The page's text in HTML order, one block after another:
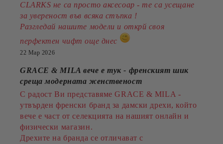
CLARKS не са просто аксесоар - те са усещане
за увереност във всяка стъпка !
Разгледай нашите модели и открй своя
перфектен чифт още днес
22 Мар 2026
GRACE & MILA вече е тук - френският шик
среща модерната женственост
С радост Ви представяме GRACE & MILA -
утвърден френски бранд за дамски дрехи, който
вече е част от селекцията на нашият онлайн и
физически магазин.
Дрехите на бранда се отличават с